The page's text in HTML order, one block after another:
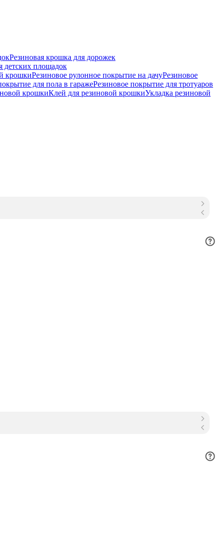
Резиновая крошка для дорожек
детских площадок
крошкиРезиновое рулонное покрытие на дачуРезиновое
для пола в гаражеРезиновое покрытие для тротуаров
крошкиКлей для резиновой крошкиУкладка резиновой